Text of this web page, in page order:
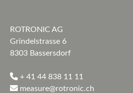
ROTRONIC AG
Grindelstrasse 6
8303 Bassersdorf
+ 41 44 838 11 11
measure@rotronic.ch